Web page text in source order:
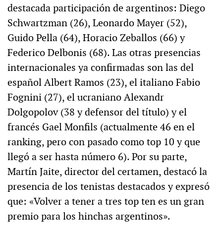
destacada participación de argentinos: Diego
Schwartzman (26), Leonardo Mayer (52),
Guido Pella (64), Horacio Zeballos (66) y
Federico Delbonis (68). Las otras presencias
internacionales ya confirmadas son las del
español Albert Ramos (23), el italiano Fabio
Fognini (27), el ucraniano Alexandr
Dolgopolov (38 y defensor del título) y el
francés Gael Monfils (actualmente 46 en el
ranking, pero con pasado como top 10 y que
llegó a ser hasta número 6). Por su parte,
Martín Jaite, director del certamen, destacó la
presencia de los tenistas destacados y expresó
que: «Volver a tener a tres top ten es un gran
premio para los hinchas argentinos».